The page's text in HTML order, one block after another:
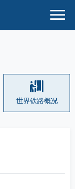
世界铁路概况